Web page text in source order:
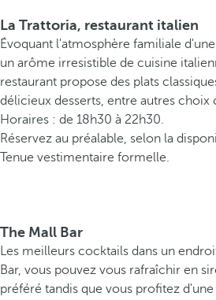
La Trattoria, restaurant italien
Évoquant l'atmosphère familiale
un arôme irresistible de cuisine
restaurant propose des plats
délicieux desserts, entre autres choix
Horaires : de 18h30 à 22h30.
Réservez au préalable, selon la
Tenue vestimentaire formelle.
The Mall Bar
Les meilleurs cocktails dans un
Bar, vous pouvez vous rafraîchir en
préféré tandis que vous profitez